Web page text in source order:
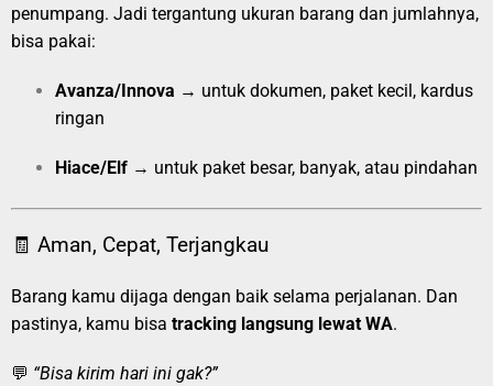
penumpang. Jadi tergantung ukuran barang dan jumlahnya,
bisa pakai:
Avanza/Innova → untuk dokumen, paket kecil, kardus
ringan
Hiace/Elf → untuk paket besar, banyak, atau pindahan
🧾 Aman, Cepat, Terjangkau
Barang kamu dijaga dengan baik selama perjalanan. Dan
pastinya, kamu bisa tracking langsung lewat WA.
💬 “Bisa kirim hari ini gak?”